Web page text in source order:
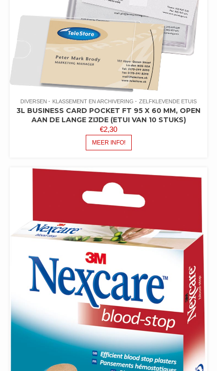
DIVERSEN KLASSEMENT EN ARCHIVERING ZELFKLEVENDE ETUIS
3L BUSINESS CARD POCKET FT 95 X 60 MM, OPEN
AAN DE LANGE ZIJDE (ETUI VAN 10 STUKS)
€2,30
MEER INFO!